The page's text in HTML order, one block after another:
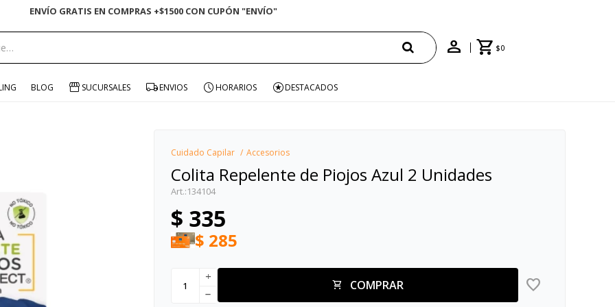
ENVÍO GRATIS EN COMPRAS +$1500 CON CUPÓN "ENVÍO"
$0
BLOG SUCURSALES ENVIOS HORARIOS DESTACADOS
Cuidado Capilar Accesorios
Colita Repelente de Piojos Azul 2 Unidades
134104
$ 335
$ 285
COMPRAR
add
remove